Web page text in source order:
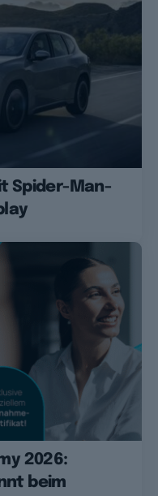
Spider-Man-
2026:
beim